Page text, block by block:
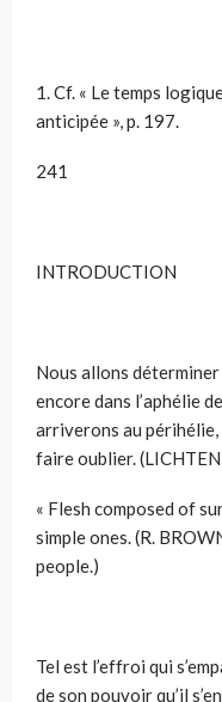
1. Cf. « Le temps
anticipée », p. 197.
241
INTRODUCTION
Nous allons déterminer
encore dans l’aphélie
arriverons au périhélie,
faire oublier.
« Flesh composed of
simple ones. (R.
people.)
Tel est l’effroi qui
de son pouvoir qu’il